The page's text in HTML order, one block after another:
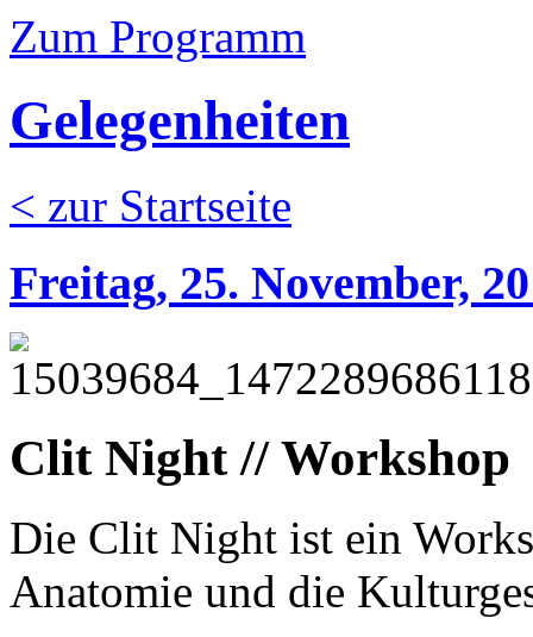
Zum Programm
Gelegenheiten
< zur Startseite
Freitag, 25. November,
Clit Night // Workshop
Die Clit Night ist ein
Anatomie und die